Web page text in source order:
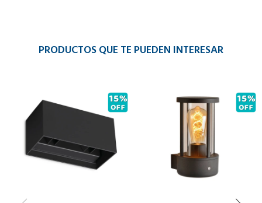
PRODUCTOS QUE TE PUEDEN INTERESAR